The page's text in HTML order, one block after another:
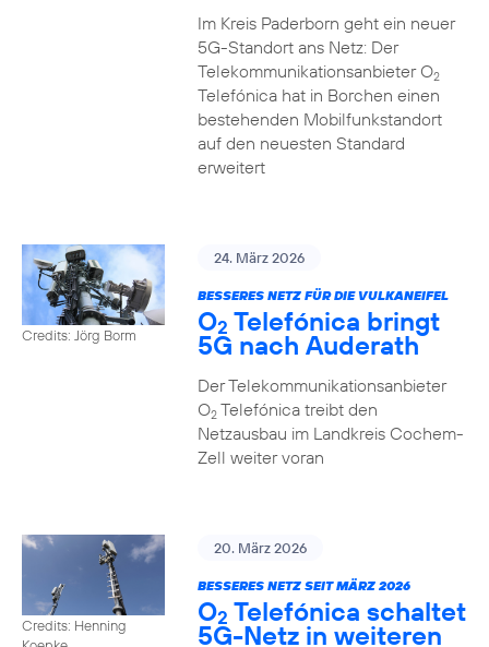
Im Kreis Paderborn geht ein neuer
5G-Standort ans Netz: Der
Telekommunikationsanbieter O2
Telefónica hat in Borchen einen
bestehenden Mobilfunkstandort
auf den neuesten Standard
erweitert
Credits: Jörg Borm
24. März 2026
BESSERES NETZ FÜR DIE VULKANEIFEL
O2 Telefónica bringt
5G nach Auderath
Der Telekommunikationsanbieter
O2Telefónica treibt den
Netzausbau im Landkreis Cochem-
Zell weiter voran
Credits: Henning
20. März 2026
BESSERES NETZ SEIT MÄRZ 2026
O2 Telefónica schaltet
5G-Netz in weiteren